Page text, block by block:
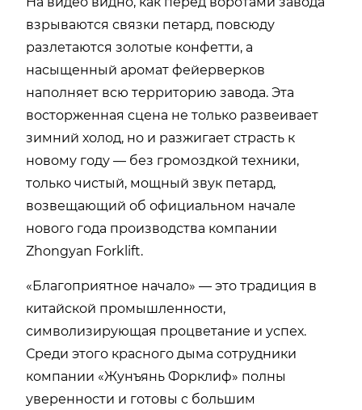
взрываются связки петард, повсюду
разлетаются золотые конфетти, а
насыщенный аромат фейерверков
наполняет всю территорию завода. Эта
восторженная сцена не только развеивает
зимний холод, но и разжигает страсть к
новому году — без громоздкой техники,
только чистый, мощный звук петард,
возвещающий об официальном начале
нового года производства компании
Zhongyan Forklift.
«Благоприятное начало» — это традиция в
китайской промышленности,
символизирующая процветание и успех.
Среди этого красного дыма сотрудники
компании «Жунъянь Форклиф» полны
уверенности и готовы с большим